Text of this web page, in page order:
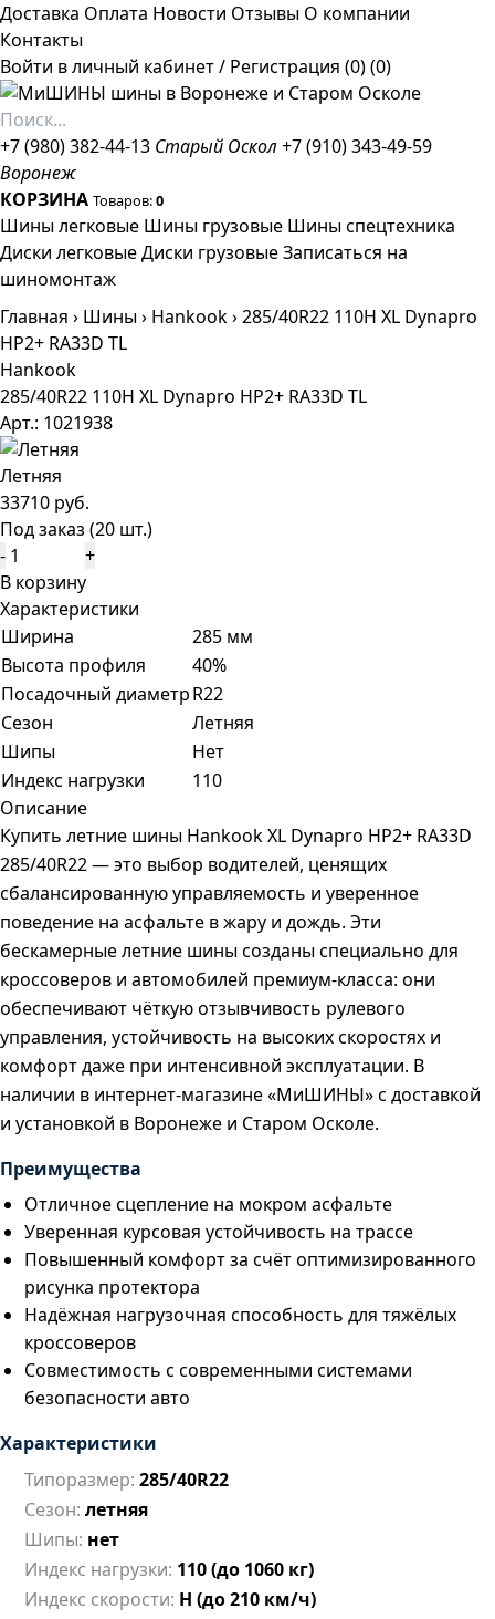
Доставка Оплата Новости Отзывы О компании
Контакты
Войти в личный кабинет/ Регистрация (0)(0)
+7 (980) 382-44-13 Старый Оскол +7 (910) 343-49-59
Воронеж
КОРЗИНА Товаров:0
Шины легковые Шины грузовые Шины спецтехника
Диски легковыеДиски грузовыеЗаписаться на
шиномонтаж
Главная › Шины› Hankook›285/40R22 110H XL Dynapro
HP2+ RA33D TL
Hankook
285/40R22 110H XL Dynapro HP2+ RA33D TL
Арт.: 1021938
Летняя
33710 руб.
Под заказ (20 шт.)
-
+
В корзину
Характеристики
Ширина
285 мм
Высота профиля
40%
Посадочный диаметрR22
Сезон
Летняя
Шипы
Нет
Индекс нагрузки
110
Описание
Купить летние шины Hankook XL Dynapro HP2+ RA33D
285/40R22 — это выбор водителей, ценящих
сбалансированную управляемость и уверенное
поведение на асфальте в жару и дождь. Эти
бескамерные летние шины созданы специально для
кроссоверов и автомобилей премиум-класса: они
обеспечивают чёткую отзывчивость рулевого
управления, устойчивость на высоких скоростях и
комфорт даже при интенсивной эксплуатации. В
наличии в интернет-магазине «МиШИНЫ» с доставкой
и установкой в Воронеже и Старом Осколе.
Преимущества
Отличное сцепление на мокром асфальте
Уверенная курсовая устойчивость на трассе
Повышенный комфорт за счёт оптимизированного
рисунка протектора
Надёжная нагрузочная способность для тяжёлых
кроссоверов
Совместимость с современными системами
безопасности авто
Характеристики
Типоразмер: 285/40R22
Сезон: летняя
Шипы: нет
Индекс нагрузки: 110 (до 1060 кг)
Индекс скорости: H (до 210 км/ч)